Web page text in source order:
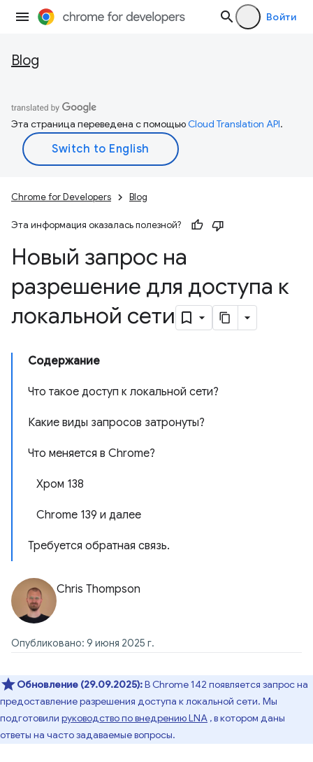
Войти
Blog
Эта страница переведена с помощьюCloud Translation API.
Chrome for Developers Blog
Эта информация оказалась полезной?
Новый запрос на
разрешение для доступа к
локальной сети
Содержание
Что такое доступ к локальной сети?
Какие виды запросов затронуты?
Что меняется в Chrome?
Хром 138
Chrome 139 и далее
Требуется обратная связь.
Chris Thompson
Опубликовано: 9 июня 2025 г.
Обновление (29.09.2025):В Chrome 142 появляется запрос на
предоставление разрешения доступа к локальной сети. Мы
подготовили руководство по внедрению LNA , в котором даны
ответы на часто задаваемые вопросы.